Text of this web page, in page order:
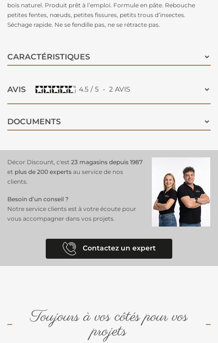
bois naturel. Produit prêt à l’emploi. Formule en pâte. Rebouche
petites fentes, nœuds, petites fissures, petits trous d’insectes.
Séchage rapide. Ne se fendille pas, ne se rétracte pas.
CARACTÉRISTIQUES
AVIS 4.5 / 5 - 2 AVIS
DOCUMENTS
Décor Discount, c'est 23 magasins depuis 1987
et plus de 200 experts au service de nos
clients.
Besoin d’un conseil ?
Notre service clients est à votre écoute pour
vous accompagner dans vos projets.
Contactez un expert
Toujours à vos côtés pour vos
projets